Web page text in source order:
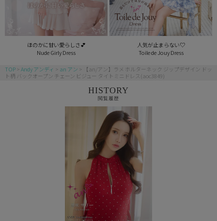
ほのかに甘い愛らしさ💕
Nude Girly Dress
人気が止まらない♡
Toile de Jouy Dress
TOP Andy アンディ an アン
【an/アン】ラメ ホルターネック ジップデザイン ドッ
ト柄 バックオープン チェーン ビジュー タイトミニドレス(aoc3849)
HISTORY
閲覧履歴